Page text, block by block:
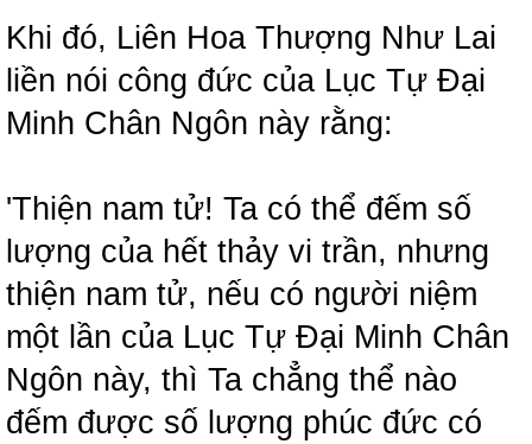
Khi đó, Liên Hoa Thượng Như Lai
liền nói công đức của Lục Tự Đại
Minh Chân Ngôn này rằng:
'Thiện nam tử! Ta có thể đếm số
lượng của hết thảy vi trần, nhưng
thiện nam tử, nếu có người niệm
một lần của Lục Tự Đại Minh Chân
Ngôn này, thì Ta chẳng thể nào
đếm được số lượng phúc đức có